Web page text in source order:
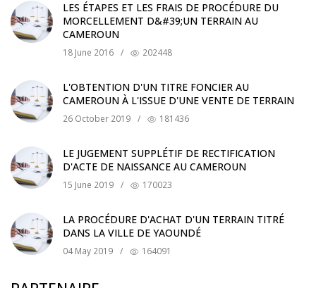
LES ÉTAPES ET LES FRAIS DE PROCÉDURE DU
MORCELLEMENT D&#39;UN TERRAIN AU
CAMEROUN
18 June 2016 / 202448
L'OBTENTION D'UN TITRE FONCIER AU
CAMEROUN À L'ISSUE D'UNE VENTE DE TERRAIN
26 October 2019 / 181436
LE JUGEMENT SUPPLÉTIF DE RECTIFICATION
D'ACTE DE NAISSANCE AU CAMEROUN
15 June 2019 / 170023
LA PROCÉDURE D'ACHAT D'UN TERRAIN TITRÉ
DANS LA VILLE DE YAOUNDÉ
04 May 2019 / 164091